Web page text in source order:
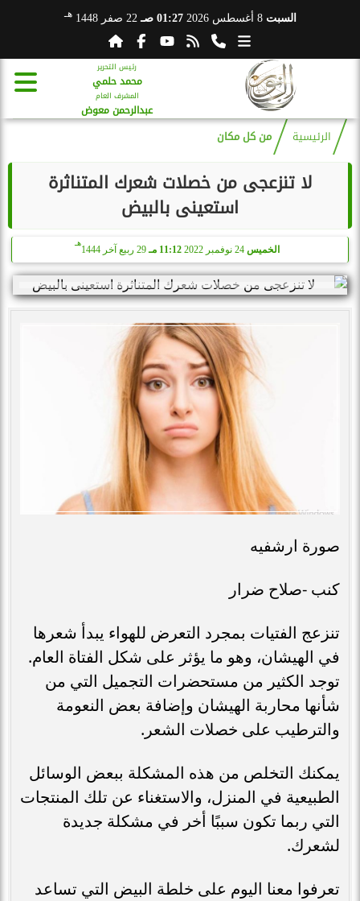
السبت 8 أغسطس 2026 01:27 صـ 22 صفر 1448 هـ
رئيس التحرير
محمد حلمي
المشرف العام
عبدالرحمن معوض
الرئيسية من كل مكان
لا تنزعجى من خصلات شعرك المتناثرة
استعينى بالبيض
الخميس 24 نوفمبر 2022 11:12 مـ 29 ربيع آخر 1444
هـ
صورة ارشفيه
كنب -صلاح ضرار
تنزعج الفتيات بمجرد التعرض للهواء يبدأ شعرها
في الهيشان، وهو ما يؤثر على شكل الفتاة العام.
توجد الكثير من مستحضرات التجميل التي من
شأنها محاربة الهيشان وإضافة بعض النعومة
والترطيب على خصلات الشعر.
يمكنك التخلص من هذه المشكلة ببعض الوسائل
الطبيعية في المنزل، والاستغناء عن تلك المنتجات
التي ربما تكون سببًا أخر في مشكلة جديدة
لشعرك.
تعرفوا معنا اليوم على خلطة البيض التي تساعد